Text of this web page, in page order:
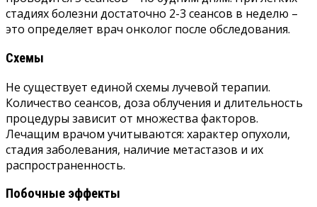
стадиях болезни достаточно 2-3 сеансов в неделю –
это определяет врач онколог после обследования.
Схемы
Не существует единой схемы лучевой терапии.
Количество сеансов, доза облучения и длительность
процедуры зависит от множества факторов.
Лечащим врачом учитываются: характер опухоли,
стадия заболевания, наличие метастазов и их
распространенность.
Побочные эффекты